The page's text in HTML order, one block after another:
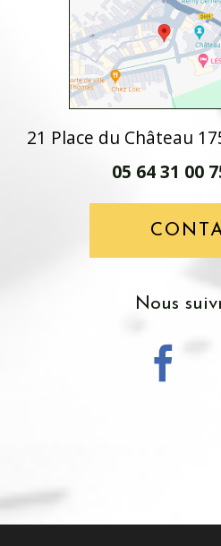
21 Place du Château
05 64 31 00
nous